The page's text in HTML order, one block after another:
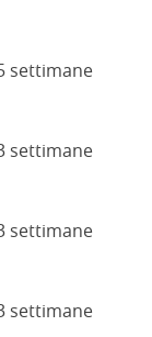
settimane
settimane
settimane
settimane